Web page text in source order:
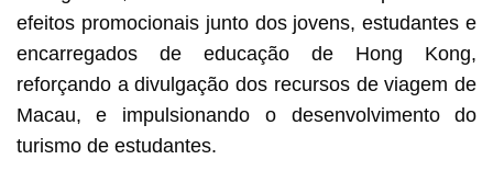
efeitos promocionais junto dos jovens, estudantes e
encarregados de educação de Hong Kong,
reforçando a divulgação dos recursos de viagem de
Macau, e impulsionando o desenvolvimento do
turismo de estudantes.